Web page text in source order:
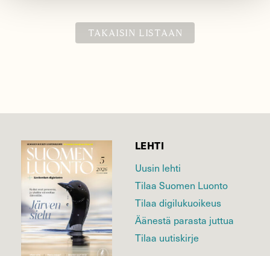
TAKAISIN LISTAAN
LEHTI
Uusin lehti
Tilaa Suomen Luonto
Tilaa digilukuoikeus
Äänestä parasta juttua
Tilaa uutiskirje